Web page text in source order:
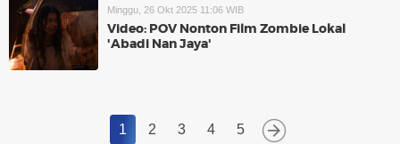
Minggu, 26 Okt 2025 11:06 WIB
Video: POV Nonton Film Zombie Lokal
'Abadi Nan Jaya'
1 2 3 4 5